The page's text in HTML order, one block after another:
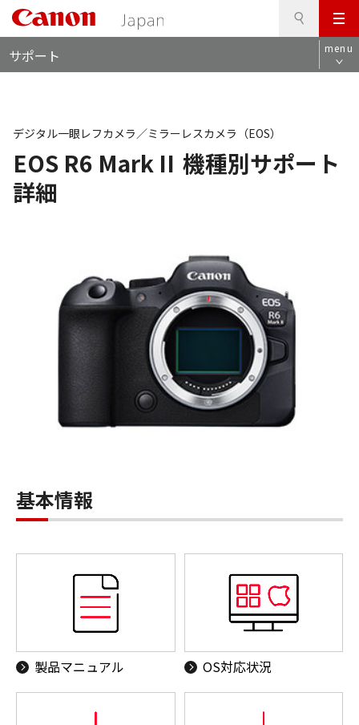
メ
ニ
ュ
サポート menu
EOS R6 Mark II 機種別サポート
詳細
デジタル一眼レフカメラ／ミラーレスカメラ（EOS）
基本情報
製品マニュアル OS対応状況